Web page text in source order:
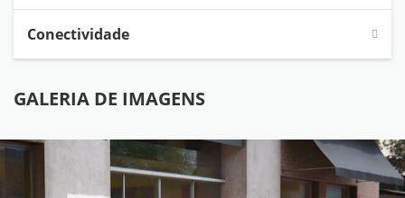
Conectividade
GALERIA DE IMAGENS